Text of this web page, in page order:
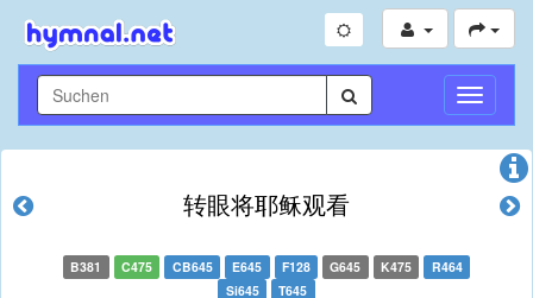
转眼将耶稣观看
B381 C475 CB645 E645 F128 G645 K475
R464
Si645
T645